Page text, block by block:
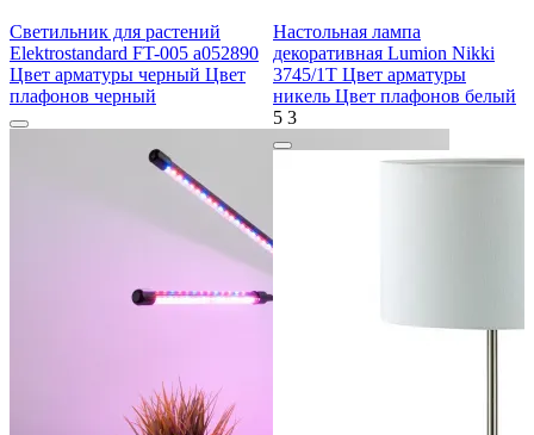
Светильник для растений
Elektrostandard FT-005 a052890
Цвет арматуры черный Цвет
плафонов черный
Настольная лампа
декоративная Lumion Nikki
3745/1T Цвет арматуры
никель Цвет плафонов белый
5 3